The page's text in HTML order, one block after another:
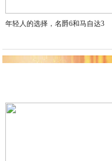
年轻人的选择，名爵6和马自达3